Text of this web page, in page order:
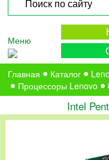
Меню
Главная Каталог
Процессоры Lenovo
Intel